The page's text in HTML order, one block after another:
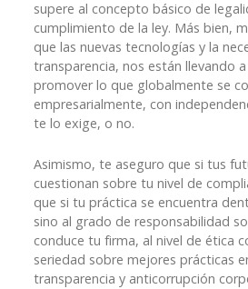
supere al concepto básico de
cumplimiento de la ley. Más bien,
que las nuevas tecnologías y la
transparencia, nos están llevando
promover lo que globalmente se
empresarialmente, con
te lo exige, o no.
Asimismo, te aseguro que si tus
cuestionan sobre tu nivel de
que si tu práctica se encuentra
sino al grado de responsabilidad
conduce tu firma, al nivel de ética
seriedad sobre mejores prácticas
transparencia y anticorrupción